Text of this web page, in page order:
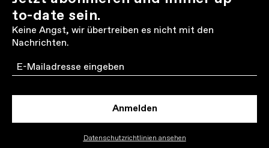
to-date sein.
Keine Angst, wir übertreiben es nicht mit den
Nachrichten.
Email
Anmelden
Datenschutzrichtlinien ansehen